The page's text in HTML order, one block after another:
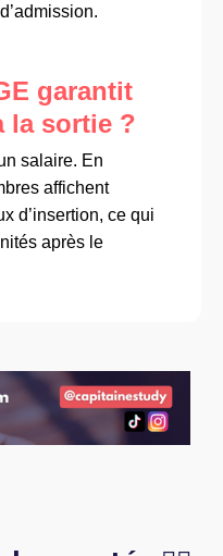
garantit
la sortie ?
salaire. En
affichent
d’insertion, ce qui
après le